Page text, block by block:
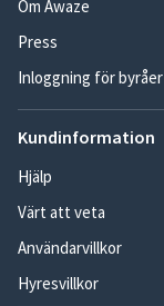
Om Awaze
Press
Inloggning för byråer
Kundinformation
Hjälp
Värt att veta
Användarvillkor
Hyresvillkor